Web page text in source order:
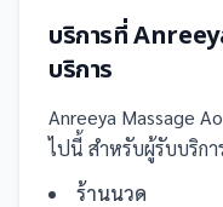
บริการที่
บริการ
Anreeya Massage
ไปนี้ สำหรับผู้รับบริก
ร้านนวด